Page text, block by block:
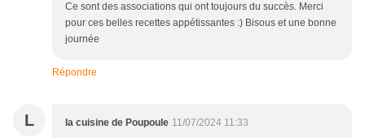
Ce sont des associations qui ont toujours du succès. Merci
pour ces belles recettes appétissantes :) Bisous et une bonne
journée
Répondre
L la cuisine de Poupoule 11/07/2024 11:33